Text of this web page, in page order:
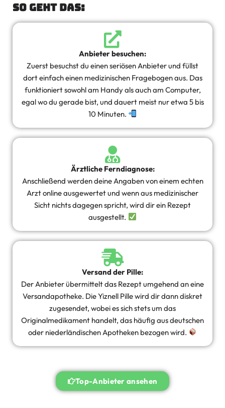
So geht das:
Anbieter besuchen:
Zuerst besuchst du einen seriösen Anbieter und füllst
dort einfach einen medizinischen Fragebogen aus. Das
funktioniert sowohl am Handy als auch am Computer,
egal wo du gerade bist, und dauert meist nur etwa 5 bis
10 Minuten.
Ärztliche Ferndiagnose:
Anschließend werden deine Angaben von einem echten
Arzt online ausgewertet und wenn aus medizinischer
Sicht nichts dagegen spricht, wird dir ein Rezept
ausgestellt.
Versand der Pille:
Der Anbieter übermittelt das Rezept umgehend an eine
Versandapotheke. Die Yiznell Pille wird dir dann diskret
zugesendet, wobei es sich stets um das
Originalmedikament handelt, das häufig aus deutschen
oder niederländischen Apotheken bezogen wird.
Top-Anbieter ansehen